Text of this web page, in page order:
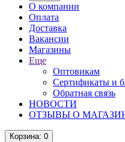
О компании
Оплата
Доставка
Вакансии
Магазины
Еще
Оптовикам
Сертификаты и
Обратная связь
НОВОСТИ
ОТЗЫВЫ О
Корзина: 0